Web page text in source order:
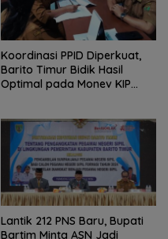
Koordinasi PPID Diperkuat,
Barito Timur Bidik Hasil
Optimal pada Monev KIP
Lantik 212 PNS Baru, Bupati
Bartim Minta ASN Jadi